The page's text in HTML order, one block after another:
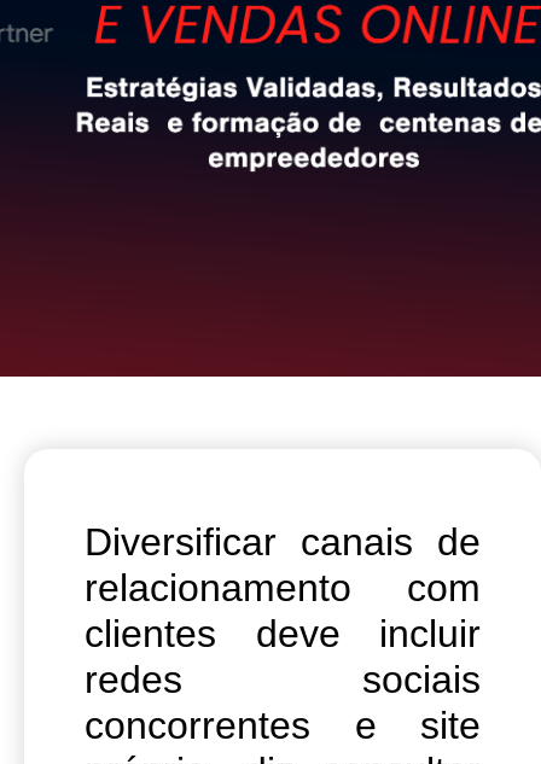
Diversificar canais de
relacionamento com
clientes deve incluir
redes sociais
concorrentes e site